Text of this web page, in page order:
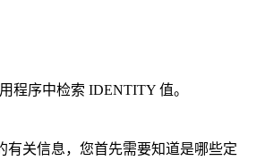
程序中检索 IDENTITY 值。
有关信息，您首先需要知道是哪些定